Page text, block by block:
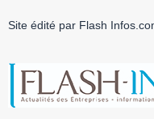
Site édité par Flash